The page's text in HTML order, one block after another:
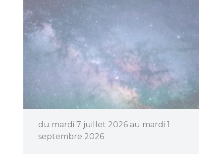
Piste et Trésor :
Les mégalithes
de Lanvaux
Loisirs
aquatiques
du mardi 7 juillet 2026 au mardi 1
septembre 2026